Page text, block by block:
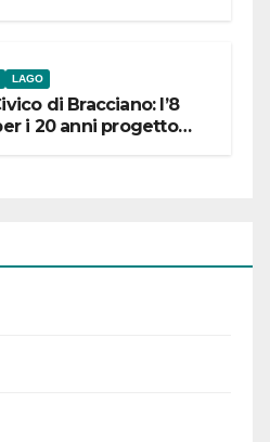
LAGO
di Bracciano: l’8
i 20 anni progetto